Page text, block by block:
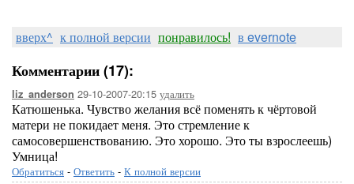
вверх^ к полной версии понравилось! в evernote
Комментарии (17):
liz_anderson 29-10-2007-20:15 удалить
Катюшенька. Чувство желания всё поменять к чёртовой
матери не покидает меня. Это стремление к
самосовершенствованию. Это хорошо. Это ты взрослеешь)
Умница!
Обратиться - Ответить - К полной версии